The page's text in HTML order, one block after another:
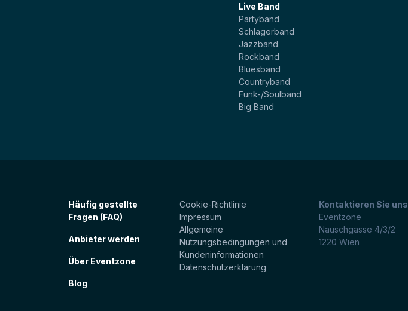
Live Band
Partyband
Schlagerband
Jazzband
Rockband
Bluesband
Countryband
Funk-/Soulband
Big Band
Häufig gestellte
Fragen (FAQ)
Anbieter werden
Über Eventzone
Blog
Cookie-Richtlinie
Impressum
Allgemeine
Nutzungsbedingungen und
Kundeninformationen
Datenschutzerklärung
Kontaktieren Sie uns
Eventzone
Nauschgasse 4/3/2
1220 Wien